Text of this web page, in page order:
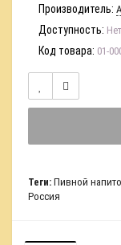
Производитель:
Доступность:
Код товара: 01-
Теги: Пивной
Россия